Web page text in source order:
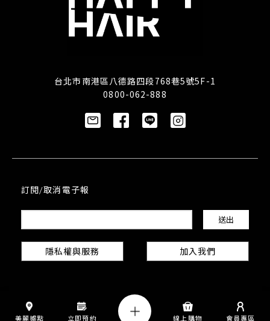
台北市南港區八德路四段768巷5號5F-1
0800-062-888
訂閱/取消電子報
隱私權與服務 加入我們